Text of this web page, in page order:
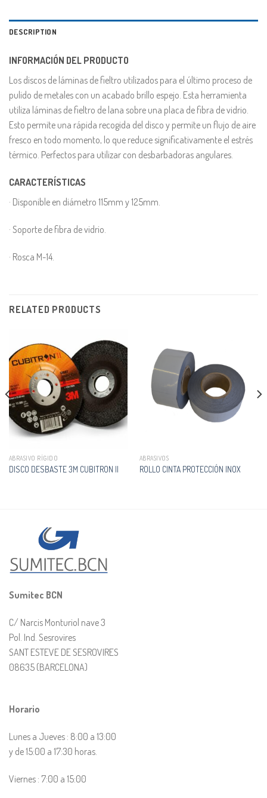
DESCRIPTION
INFORMACIÓN DEL PRODUCTO
Los discos de láminas de fieltro utilizados para el último proceso de
pulido de metales con un acabado brillo espejo. Esta herramienta
utiliza láminas de fieltro de lana sobre una placa de fibra de vidrio.
Esto permite una rápida recogida del disco y permite un flujo de aire
fresco en todo momento, lo que reduce significativamente el estrés
térmico. Perfectos para utilizar con desbarbadoras angulares.
CARACTERÍSTICAS
· Disponible en diámetro 115mm y 125mm.
· Soporte de fibra de vidrio.
· Rosca M-14.
RELATED PRODUCTS
ABRASIVO RÍGIDO
DISCO DESBASTE 3M CUBITRON II
ABRASIVOS
ROLLO CINTA PROTECCIÓN INOX
Sumitec BCN
C/ Narcis Monturiol nave 3
Pol. Ind. Sesrovires
SANT ESTEVE DE SESROVIRES
08635 (BARCELONA)
Horario
Lunes a Jueves : 8:00 a 13:00
y de 15:00 a 17:30 horas.
Viernes : 7:00 a 15:00